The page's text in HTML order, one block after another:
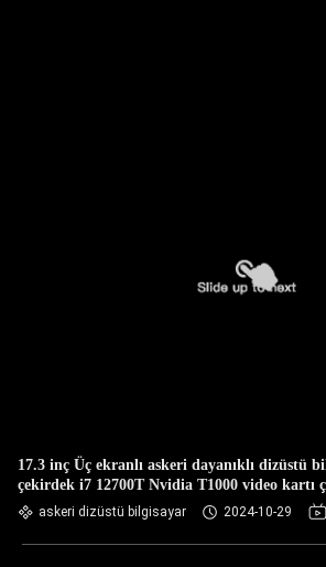
17.3 inç Üç ekranlı askeri dayanıklı dizüstü
çekirdek i7 12700T Nvidia T1000 video kartı
istasyonu ile
askeri dizüstü bilgisayar 2024-10-29